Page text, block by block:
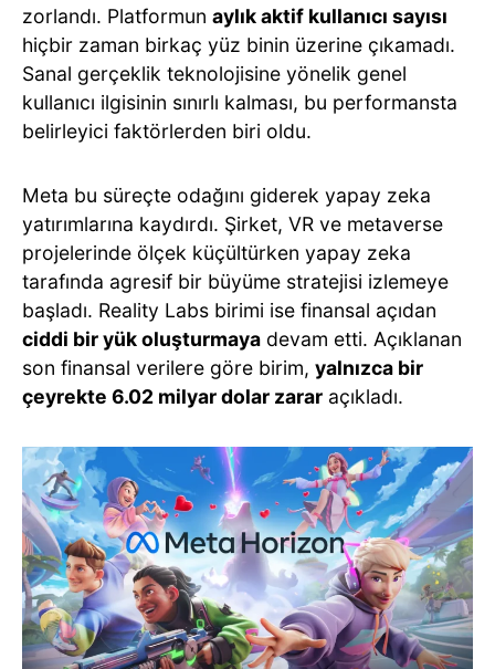
zorlandı. Platformun aylık aktif kullanıcı sayısı
hiçbir zaman birkaç yüz binin üzerine çıkamadı.
Sanal gerçeklik teknolojisine yönelik genel
kullanıcı ilgisinin sınırlı kalması, bu performansta
belirleyici faktörlerden biri oldu.
Meta bu süreçte odağını giderek yapay zeka
yatırımlarına kaydırdı. Şirket, VR ve metaverse
projelerinde ölçek küçültürken yapay zeka
tarafında agresif bir büyüme stratejisi izlemeye
başladı. Reality Labs birimi ise finansal açıdan
ciddi bir yük oluşturmaya devam etti. Açıklanan
son finansal verilere göre birim, yalnızca bir
çeyrekte 6.02 milyar dolar zarar açıkladı.